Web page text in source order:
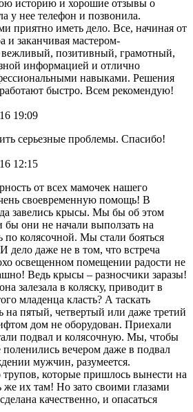
историю и хорошие отзывы о
у нее телефон и позвонила.
приятно иметь дело. Все, начиная от
и заканчивая мастером-
вежливый, позитивный, грамотный,
информацией и отлично
навыками. Решения
быстро. Всем рекомендую!
19:09
серьезные проблемы. Спасибо!
12:15
от всех мамочек нашего
своевременную помощь! В
завелись крысы. Мы бы об этом
бы они не начали выползать на
колясочной. Мы стали бояться
дело даже не в том, что встреча
освещенном помещении радости не
Ведь крысы – разносчики заразы!
залезала в коляску, приводит в
младенца класть? А таскать
на пятый, четвертый или даже третий
дом не оборудован. Приехали
подвал и колясочную. Мы, чтобы
поленились вечером даже в подвал
мужчин, разумеется.
которые пришлось вынести на
же их там! Но зато своими глазами
качественно, и опасаться